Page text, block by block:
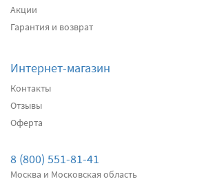
Подробнее
Подробнее
Передние дворники
Акции
Гарантия и возврат
Интернет-магазин
Контакты
Отзывы
Оферта
8 (800) 551-81-41
Москва и Московская область